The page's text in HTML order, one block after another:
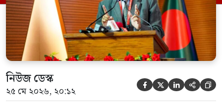
হওয়া অত্যাচার-নিপীড়ন মানুষ ভুলে যাবে এমন
[…]
নিউজ ডেস্ক
২৫ মে ২০২৬, ২০:১২     